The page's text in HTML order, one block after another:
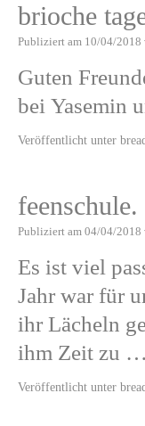
brioche
Publiziert am 10/04/2018
Guten
bei Yasemin
Veröffentlicht unter
feenschule.
Publiziert am 04/04/2018
Es ist viel
Jahr war für
ihr Lächeln
ihm Zeit zu …
Veröffentlicht unter